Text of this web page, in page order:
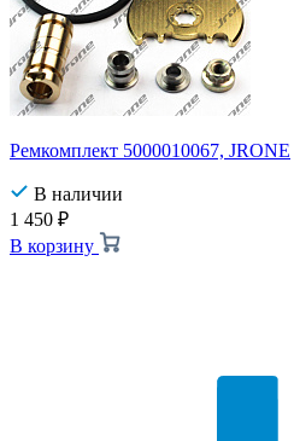
Ремкомплект 5000010067, JRONE
В наличии
1 450 ₽
В корзину